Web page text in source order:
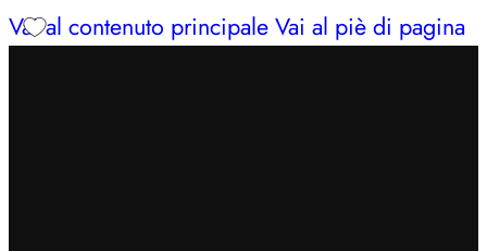
Vai al contenuto principaleVai al piè di pagina